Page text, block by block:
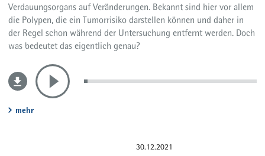
Verdauungsorgans auf Veränderungen. Bekannt sind hier vor allem
die Polypen, die ein Tumorrisiko darstellen können und daher in
der Regel schon während der Untersuchung entfernt werden. Doch
was bedeutet das eigentlich genau?
mehr
30.12.2021